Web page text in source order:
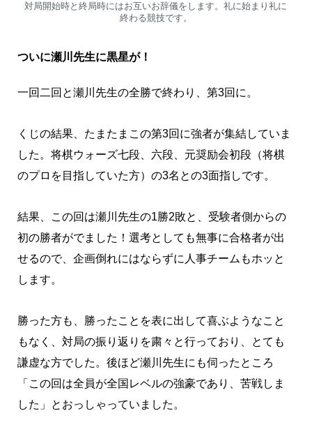
対局開始時と終局時にはお互いお辞儀をします。礼に始まり礼に
終わる競技です。
ついに瀬川先生に黒星が！
一回二回と瀬川先生の全勝で終わり、第3回に。
くじの結果、たまたまこの第3回に強者が集結していま
した。将棋ウォーズ七段、六段、元奨励会初段（将棋
のプロを目指していた方）の3名との3面指しです。
結果、この回は瀬川先生の1勝2敗と、受験者側からの
初の勝者がでました！選考としても無事に合格者が出
せるので、企画倒れにはならずに人事チームもホッと
します。
勝った方も、勝ったことを表に出して喜ぶようなこと
もなく、対局の振り返りを粛々と行っており、とても
謙虚な方でした。後ほど瀬川先生にも伺ったところ
「この回は全員が全国レベルの強豪であり、苦戦しま
した」とおっしゃっていました。